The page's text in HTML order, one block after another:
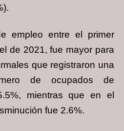
empleo entre el primer
de 2021, fue mayor para
que registraron una
de ocupados de
mientras que en el
fue 2.6%.